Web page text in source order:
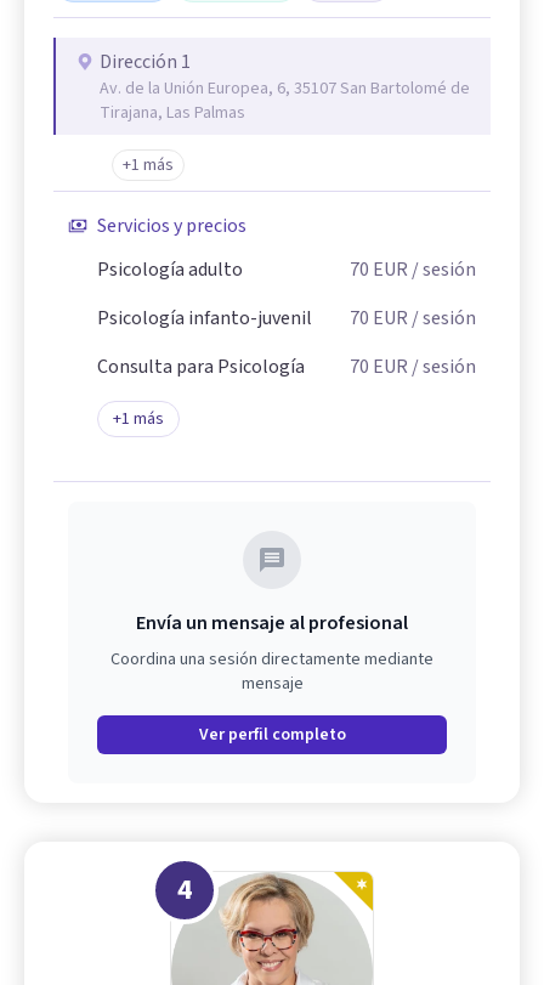
Dirección 1
Av. de la Unión Europea, 6, 35107 San Bartolomé de
Tirajana, Las Palmas
+1 más
Servicios y precios
Psicología adulto
70 EUR / sesión
Psicología infanto-juvenil
70 EUR / sesión
Consulta para Psicología
70 EUR / sesión
+1 más
Envía un mensaje al profesional
Coordina una sesión directamente mediante
mensaje
Ver perfil completo
4